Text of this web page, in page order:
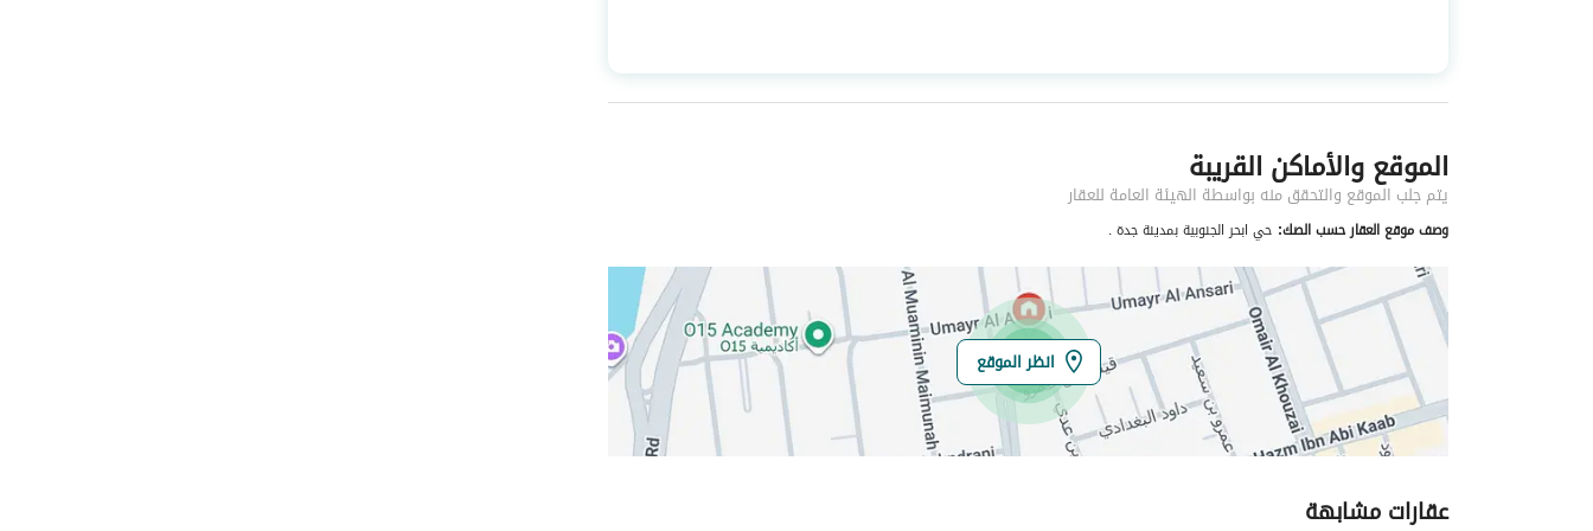
نوع العقار
مجمع
عدد الغرف
-
خدمات العقار
كهرباء
نعم
صرف صحي
نعم
الياف ضوئية
نعم
تفاصيل اضافية
عمر العقار
جديد
رقم المخطط
هل يوجد اي التزام
م
الموقع والأماكن القريبة
يتم جلب الموقع والتحقق منه بواسطة الهيئة العامة للعقار
وصف موقع العقار حسب الصك: حي ابحر الجنوبية بمدينة جدة .
انظر الموقع
عقارات مشابهة